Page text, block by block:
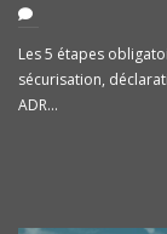
Les 5 étapes
sécurisation,
ADR...